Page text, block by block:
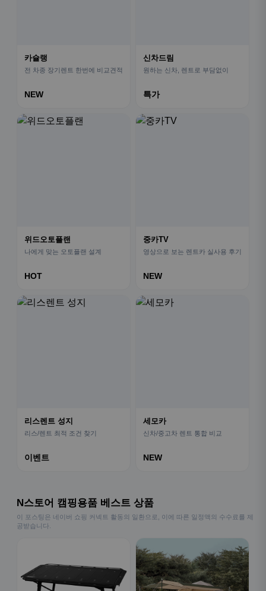
카슐랭
전 차종 장기렌트 한번에 비교견적
NEW
신차드림
원하는 신차, 렌트로 부담없이
특가
위드오토플랜
나에게 맞는 오토플랜 설계
HOT
중카TV
영상으로 보는 렌트카 실사용 후기
NEW
리스렌트 성지
리스/렌트 최적 조건 찾기
이벤트
세모카
신차/중고차 렌트 통합 비교
NEW
N스토어 캠핑용품 베스트 상품
이 포스팅은 네이버 쇼핑 커넥트 활동의 일환으로, 이에 따른 일정액의 수수료를 제
공받습니다.